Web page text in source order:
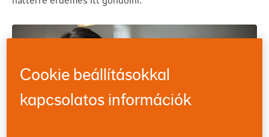
Cookie beállításokkal
kapcsolatos információk